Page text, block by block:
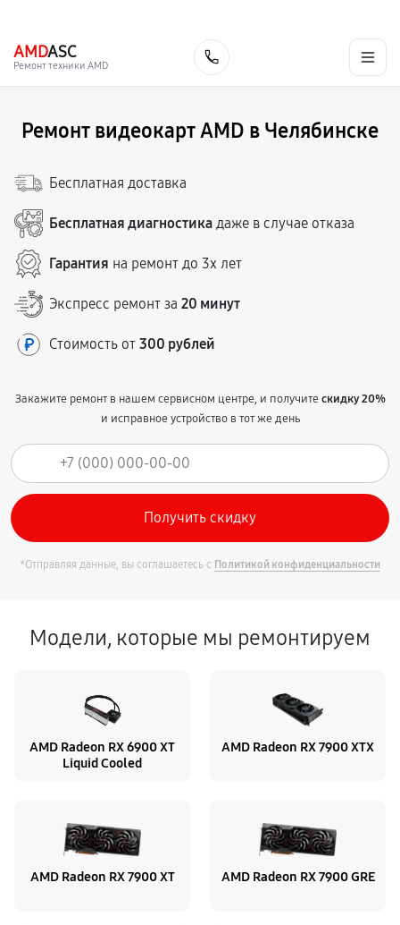
AMDASC
Ремонт техники AMD
Ремонт видеокарт AMD в Челябинске
Бесплатная доставка
Бесплатная диагностика даже в случае отказа
Гарантия на ремонт до 3х лет
Экспресс ремонт за 20 минут
Стоимость от 300 рублей
Закажите ремонт в нашем сервисном центре, и получитескидку 20%
и исправное устройство в тот же день
*Отправляя данные, вы соглашаетесь с Политикой конфиденциальности
Модели, которые мы ремонтируем
AMD Radeon RX 6900 XT
Liquid Cooled
AMD Radeon RX 7900 XTX
AMD Radeon RX 7900 XT AMD Radeon RX 7900 GRE